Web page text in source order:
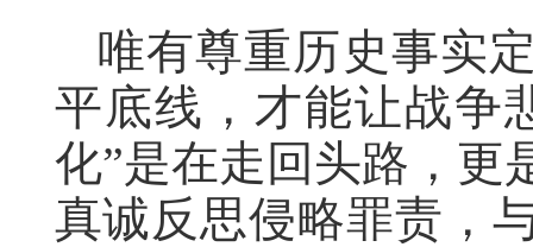
唯有尊重历史事实
平底线，才能让战争
化”是在走回头路，更
真诚反思侵略罪责，